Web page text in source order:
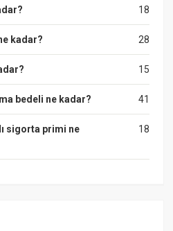
18
28
kadar?
15
41
bedeli ne kadar?
18
sigorta primi ne